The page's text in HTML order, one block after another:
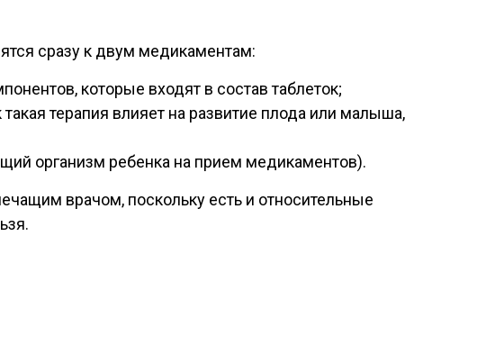
сразу к двум медикаментам:
которые входят в состав таблеток;
терапия влияет на развитие плода или малыша,
организм ребенка на прием медикаментов).
врачом, поскольку есть и относительные